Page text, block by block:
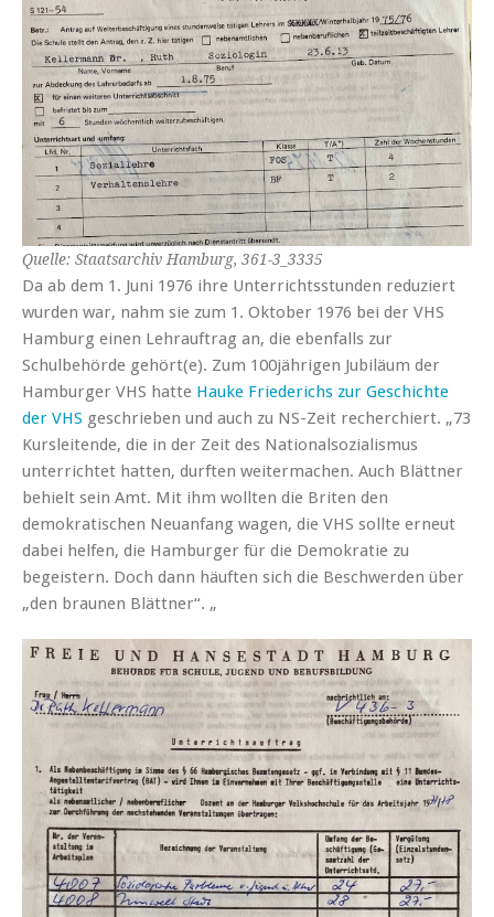
Quelle: Staatsarchiv Hamburg, 361-3_3335
Da ab dem 1. Juni 1976 ihre Unterrichtsstunden reduziert
wurden war, nahm sie zum 1. Oktober 1976 bei der VHS
Hamburg einen Lehrauftrag an, die ebenfalls zur
Schulbehörde gehört(e). Zum 100jährigen Jubiläum der
Hamburger VHS hatte Hauke Friederichs zur Geschichte
der VHS geschrieben und auch zu NS-Zeit recherchiert. „73
Kursleitende, die in der Zeit des Nationalsozialismus
unterrichtet hatten, durften weitermachen. Auch Blättner
behielt sein Amt. Mit ihm wollten die Briten den
demokratischen Neuanfang wagen, die VHS sollte erneut
dabei helfen, die Hamburger für die Demokratie zu
begeistern. Doch dann häuften sich die Beschwerden über
„den braunen Blättner“. „